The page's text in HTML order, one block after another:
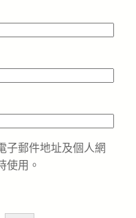
子郵件地址及個人網
使用。